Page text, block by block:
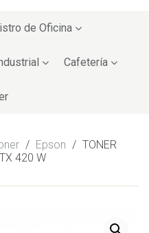
de Oficina
Cafetería
/ Epson / TONER
420 W